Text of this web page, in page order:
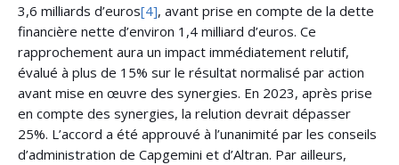
3,6 milliards d’euros[4], avant prise en compte de la dette
financière nette d’environ 1,4 milliard d’euros. Ce
rapprochement aura un impact immédiatement relutif,
évalué à plus de 15% sur le résultat normalisé par action
avant mise en œuvre des synergies. En 2023, après prise
en compte des synergies, la relution devrait dépasser
25%. L’accord a été approuvé à l’unanimité par les conseils
d’administration de Capgemini et d’Altran. Par ailleurs,